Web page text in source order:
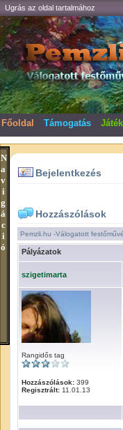
N
a
v
i
g
á
c
i
ó
Ugrás az oldal tartalmához
Főoldal Támogatás
Bejelentkezés
Hozzászólások
Pemzli.hu -Válogatott
Pályázatok
szigetimarta
Rangidős tag
Hozzászólások: 399
Regisztrált: 11.01.13